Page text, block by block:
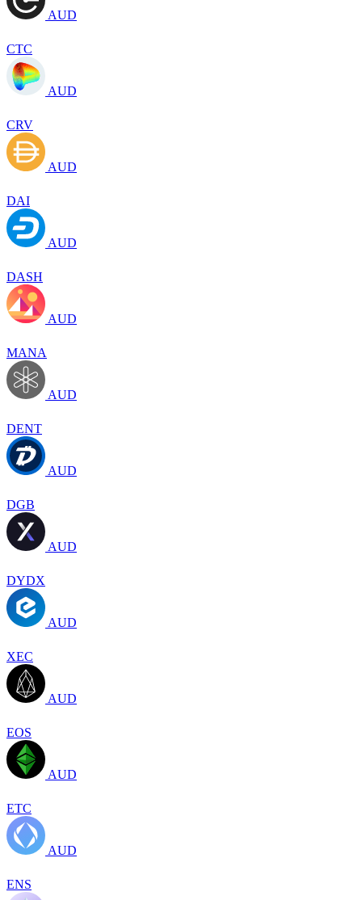
AUD
CTC
AUD
CRV
AUD
DAI
AUD
DASH
AUD
MANA
AUD
DENT
AUD
DGB
AUD
DYDX
AUD
XEC
AUD
EOS
AUD
ETC
AUD
ENS